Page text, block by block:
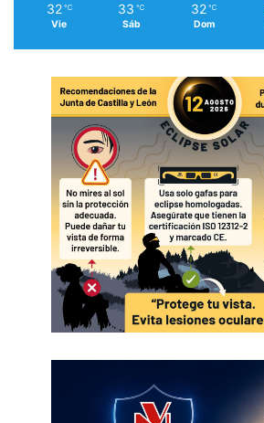
32 ℃
Vie
33 ℃
Sáb
32 ℃
Dom